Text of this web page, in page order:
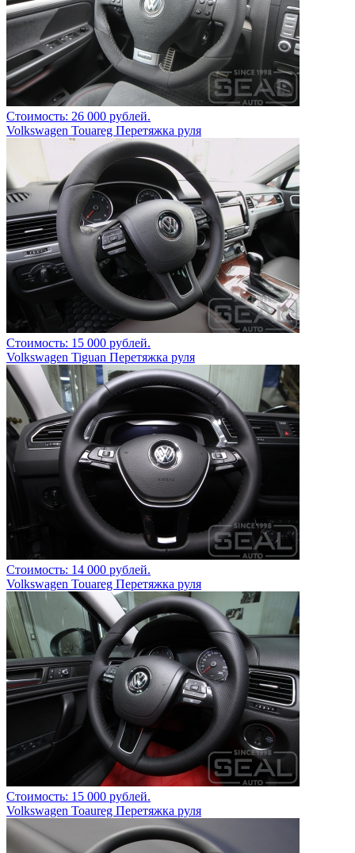
Стоимость: 26 000 рублей.
Volkswagen Touareg Перетяжка руля
Стоимость: 15 000 рублей.
Volkswagen Tiguan Перетяжка руля
Стоимость: 14 000 рублей.
Volkswagen Touareg Перетяжка руля
Стоимость: 15 000 рублей.
Volkswagen Toaureg Перетяжка руля